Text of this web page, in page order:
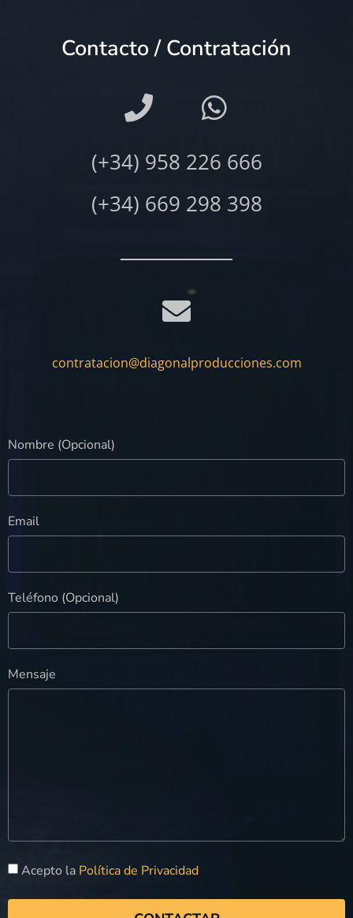
Contacto / Contratación
(+34) 958 226 666
(+34) 669 298 398
contratacion@diagonalproducciones.com
Nombre (Opcional)
Email
Teléfono (Opcional)
Mensaje
Acepto la Política de Privacidad